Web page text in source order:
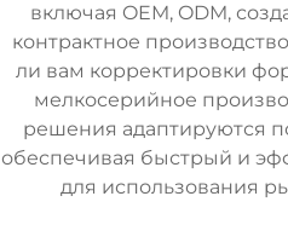
включая OEM, ODM,
контрактное
ли вам корректировки
мелкосерийное
решения адаптируются
обеспечивая быстрый и
для использования